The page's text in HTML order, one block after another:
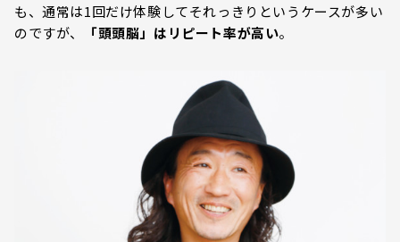
も、通常は1回だけ体験してそれっきりというケースが多い
のですが、
「頭頭脳」はリピート率が高い。